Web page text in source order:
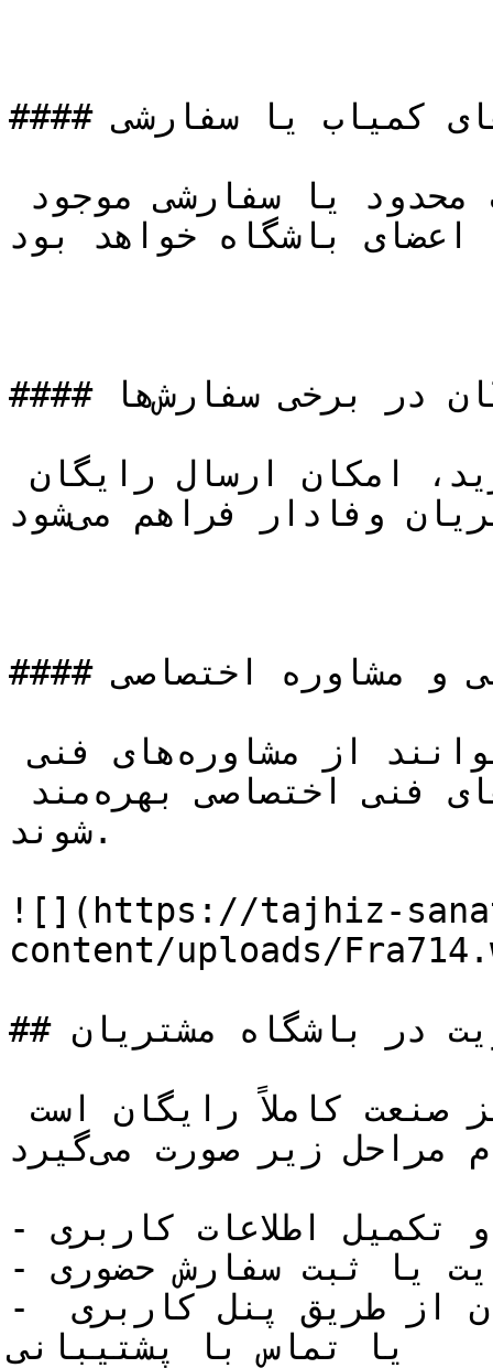
#### اولویت در تأمین کالاهای کمیاب یا سفارشی
باشگاه خواهد بود.
#### ارسال سریع‌تر و رایگان در برخی سفارش‌ها
یا سریع‌تر برای مشتریان وفادار فراهم می‌شود.
#### دریافت گزارش‌های فنی و مشاوره اختصاصی
اعضای باشگاه مشتریان می‌توانند از مشاوره‌های فنی
شوند.
![](https://tajhiz-
content/uploads/
## نحوه عضویت در باشگاه مشتریان
و تنها با انجام مراحل زیر صورت می‌گیرد:
- ثبت‌نام در سایت تجهیز صنعت و تکمیل اطلاعات کاربری
- انجام اولین خرید از سایت یا ثبت سفارش حضوری
- فعال‌سازی عضویت باشگاه مشتریان از طریق پنل کاربری
یا تماس با پشتیبانی